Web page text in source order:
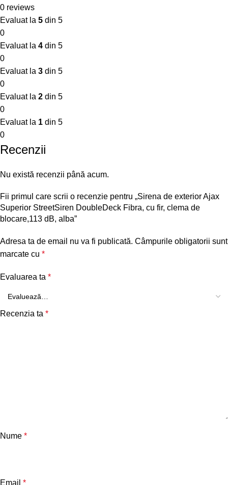
0 reviews
Evaluat la 5 din 5
0
Evaluat la 4 din 5
0
Evaluat la 3 din 5
0
Evaluat la 2 din 5
0
Evaluat la 1 din 5
0
Recenzii
Nu există recenzii până acum.
Fii primul care scrii o recenzie pentru „Sirena de exterior Ajax
Superior StreetSiren DoubleDeck Fibra, cu fir, clema de
blocare,113 dB, alba”
Adresa ta de email nu va fi publicată. Câmpurile obligatorii sunt
marcate cu *
Evaluarea ta *
Recenzia ta *
Nume *
Email *